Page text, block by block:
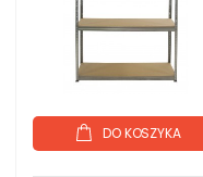
DO KOSZYKA